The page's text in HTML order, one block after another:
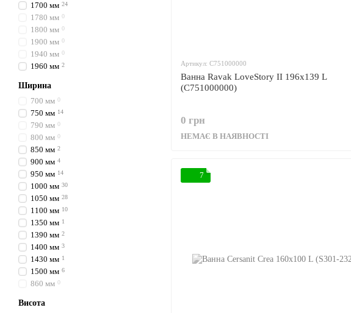
Артикул: C751000000
Ванна Ravak LoveStory II 196x139 L
(C751000000)
0 грн
НЕМАЄ В НАЯВНОСТІ
7
1700 мм 24
1780 мм 0
1800 мм 0
1900 мм 0
1940 мм 0
1960 мм 2
Ширина
700 мм 0
750 мм 14
790 мм 0
800 мм 0
850 мм 2
900 мм 4
950 мм 14
1000 мм 30
1050 мм 28
1100 мм 10
1350 мм 1
1390 мм 2
1400 мм 3
1430 мм 1
1500 мм 6
860 мм 0
Висота